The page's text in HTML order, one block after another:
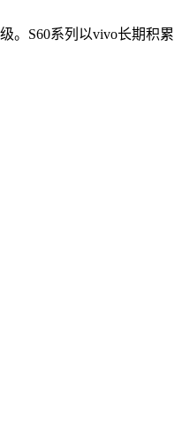
。S60系列以vivo长期积累